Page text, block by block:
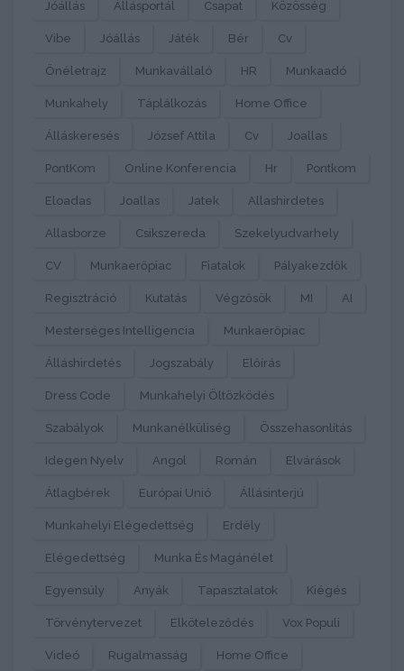
Jóállás Állásportál Csapat Közösség
Vibe Jóállás Játék Bér Cv
Önéletrajz Munkavállaló HR Munkaadó
Munkahely Táplálkozás Home Office
Álláskeresés József Attila Cv Joallas
PontKom Online Konferencia Hr Pontkom
Eloadas Joallas Jatek Allashirdetes
Allasborze Csikszereda Szekelyudvarhely
CV Munkaerőpiac Fiatalok Pályakezdők
Regisztráció Kutatás Végzősök MI AI
Mesterséges Intelligencia Munkaerőpiac
Álláshirdetés Jogszabály Előírás
Dress Code Munkahelyi Öltözködés
Szabályok Munkanélküliség Összehasonlítás
Idegen Nyelv Angol Román Elvárások
Átlagbérek Európai Unió Állásinterjú
Munkahelyi Elégedettség Erdély
Elégedettség Munka És Magánélet
Egyensúly Anyák Tapasztalatok Kiégés
Törvénytervezet Elköteleződés Vox Populi
Videó Rugalmasság Home Office